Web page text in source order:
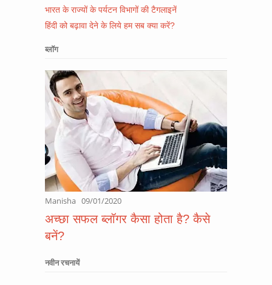
भारत के राज्यों के पर्यटन विभागों की टैगलाइनें
हिंदी को बढ़ावा देने के लिये हम सब क्या करें?
ब्लॉग
Manisha 09/01/2020
अच्छा सफल ब्लॉगर कैसा होता है? कैसे
बनें?
नवीन रचनायें